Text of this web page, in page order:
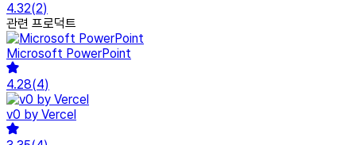
4.32(2)
관련 프로덕트
Microsoft PowerPoint
4.28(4)
v0 by Vercel